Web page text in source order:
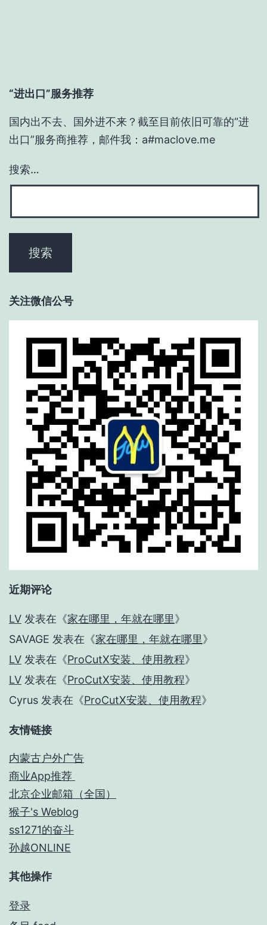
“进出口”服务推荐
国内出不去、国外进不来？截至目前依旧可靠的“进
出口”服务商推荐，邮件我：a#maclove.me
搜索…
关注微信公号
近期评论
LV 发表在《家在哪里，年就在哪里》
SAVAGE 发表在《家在哪里，年就在哪里》
LV 发表在《ProCutX安装、使用教程》
LV 发表在《ProCutX安装、使用教程》
Cyrus 发表在《ProCutX安装、使用教程》
友情链接
内蒙古户外广告
商业App推荐
北京企业邮箱（全国）
猴子's Weblog
ss1271的奋斗
孙越ONLINE
其他操作
登录